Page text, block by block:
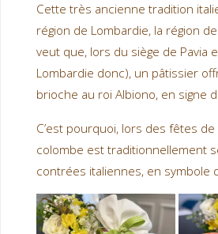
Cette très ancienne tradition
région de Lombardie, la région
veut que, lors du siège de Pavia
Lombardie donc), un pâtissier
brioche au roi Albiono, en signe
C’est pourquoi, lors des fêtes de
colombe est traditionnellement
contrées italiennes, en symbole